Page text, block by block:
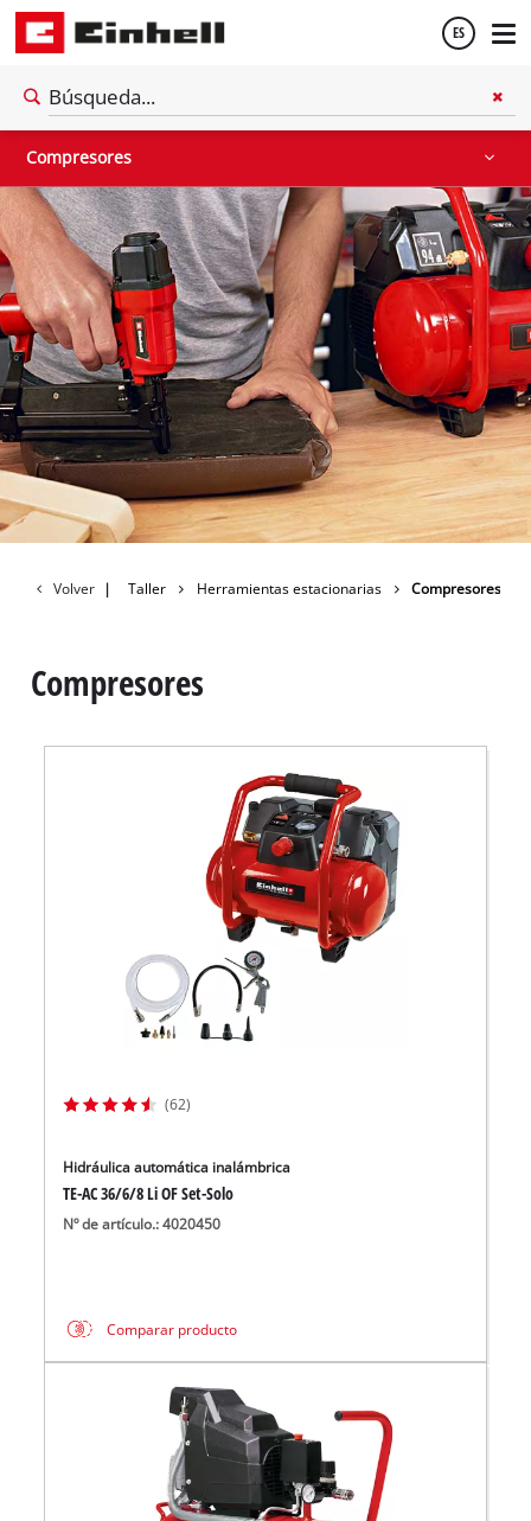
ES
English
Compresores
Sierra estacionaria
Otras máquinas
Volver | Taller Herramientas estacionarias Compresores
Compresores
(62)
Hidráulica automática inalámbrica
TE-AC 36/6/8 Li OF Set-Solo
Nº de artículo.: 4020450
Comparar producto